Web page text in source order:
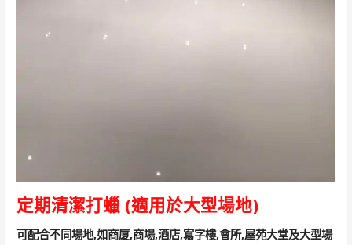
定期清潔打蠟 (適用於大型場地)
可配合不同場地,如商厦,商場,酒店,寫字樓,會所,屋苑大堂及大型場